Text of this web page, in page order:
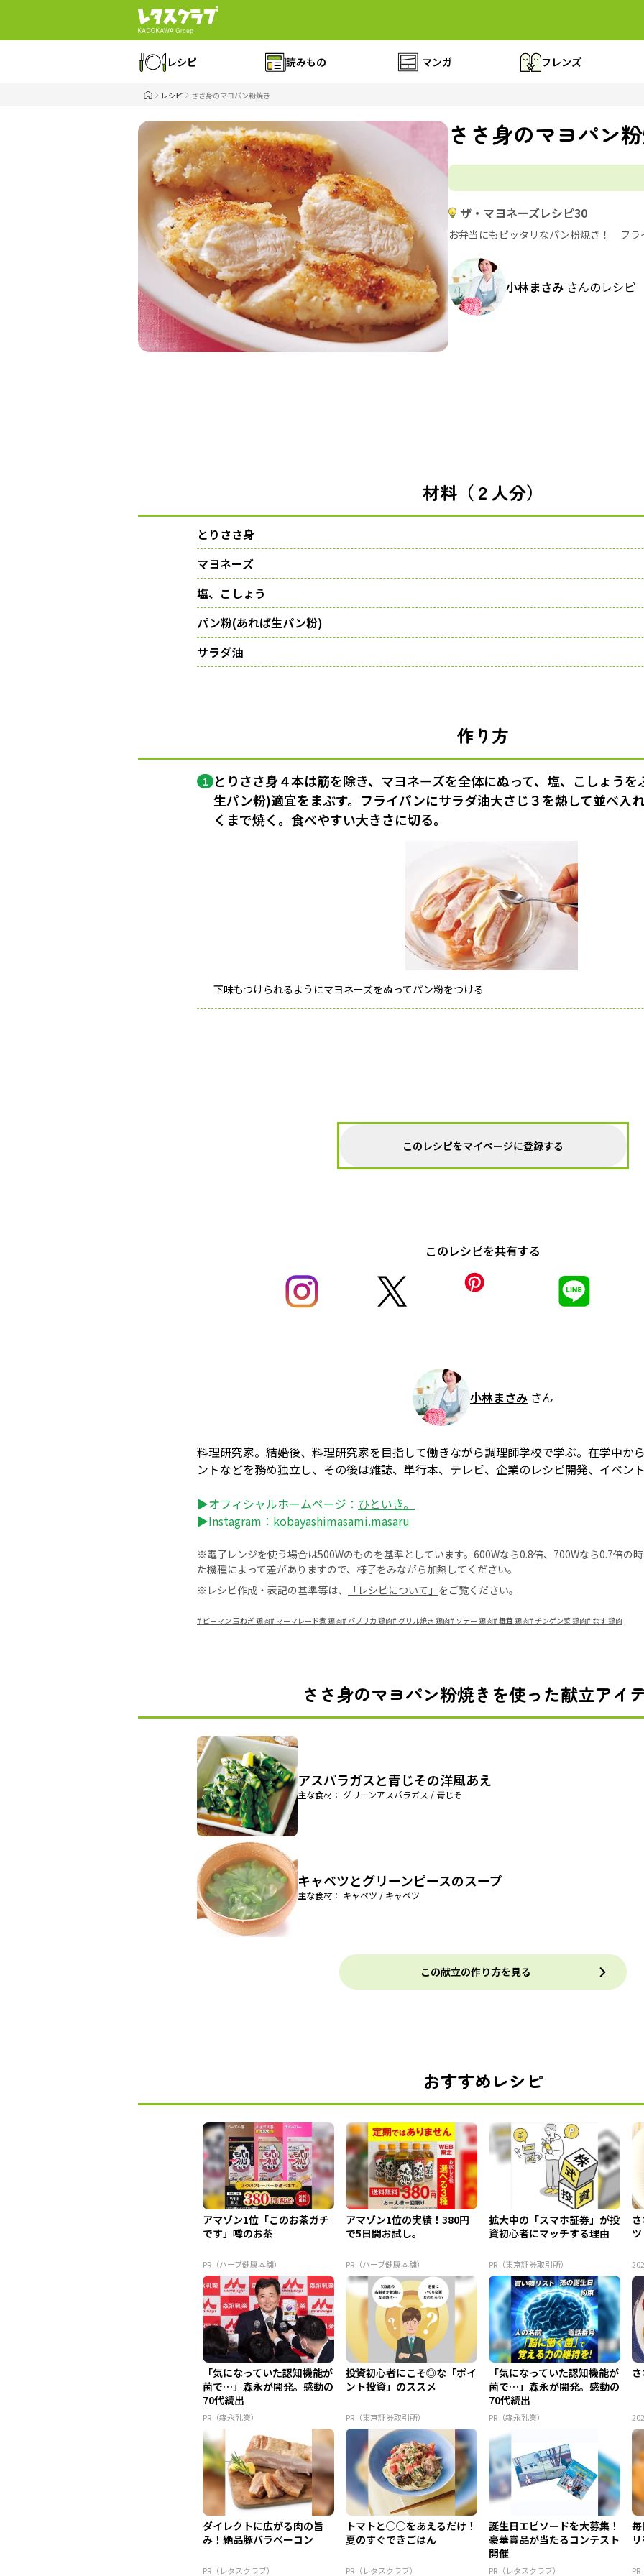
レシピ 読みもの マンガ フレンズ
レシピ ささ身のマヨパン粉焼き
ささ身のマヨパン
ザ・マヨネーズレシピ30
お弁当にもピッタリなパン粉焼き！ フラ
小林まさみ さんのレシピ
材料（２人分）
とりささ身
マヨネーズ
塩、こしょう
パン粉(あれば生パン粉)
サラダ油
作り方
1 とりささ身４本は筋を除き、マヨネーズを全体にぬって、塩、こしょう
生パン粉)適宜をまぶす。フライパンにサラダ油大さじ３を熱して並べ入
くまで焼く。食べやすい大きさに切る。
下味もつけられるようにマヨネーズをぬってパン粉をつける
このレシピをマイページに登録する
このレシピを共有する
小林まさみ さん
料理研究家。結婚後、料理研究家を目指して働きながら調理師学校で学ぶ。在学中か
ントなどを務め独立し、その後は雑誌、単行本、テレビ、企業のレシピ開発、イベン
▶オフィシャルホームページ： ひといき。
▶Instagram： kobayashimasami.masaru
※電子レンジを使う場合は500Wのものを基準としています。600Wなら0.8倍、700Wなら0.7倍の
た機種によって差がありますので、様子をみながら加熱してください。
※レシピ作成・表記の基準等は、
「レシピについて」 をご覧ください。
# ピーマン 玉ねぎ 鶏肉# マーマレード煮 鶏肉#パプリカ 鶏肉# グリル焼き 鶏肉# ソテー 鶏肉#舞茸 鶏肉# チンゲン菜 鶏肉# なす 鶏肉
ささ身のマヨパン粉焼きを使った献立アイ
アスパラガスと青じその洋風あえ
主な食材： グリーンアスパラガス / 青じそ
キャベツとグリーンピースのスープ
主な食材： キャベツ / キャベツ
この献立の作り方を見る
おすすめレシピ
アマゾン1位「このお茶ガチ
です」噂のお茶
PR（ハーブ健康本舗）
アマゾン1位の実績！380円
で5日間お試し。
PR（ハーブ健康本舗）
拡大中の「スマホ証券」が投
資初心者にマッチする理由
PR（東京証券取引所）
ツ
「気になっていた認知機能が
菌で…」森永が開発。感動の
70代続出
PR（森永乳業）
投資初心者にこそ◎な「ポイ
ント投資」のススメ
PR（東京証券取引所）
「気になっていた認知機能が
菌で…」森永が開発。感動の
70代続出
PR（森永乳業）
ダイレクトに広がる肉の旨
み！絶品豚バラベーコン
PR（レタスクラブ）
トマトと○○をあえるだけ！
夏のすぐできごはん
PR（レタスクラブ）
誕生日エピソードを大募集！
豪華賞品が当たるコンテスト
開催
PR（レタスクラブ）